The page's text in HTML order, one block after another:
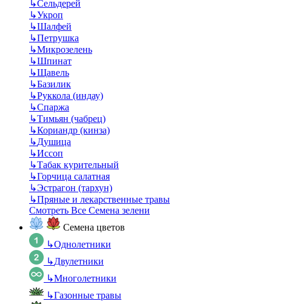
↳Сельдерей
↳Укроп
↳Шалфей
↳Петрушка
↳Микрозелень
↳Шпинат
↳Щавель
↳Базилик
↳Руккола (индау)
↳Спаржа
↳Тимьян (чабрец)
↳Кориандр (кинза)
↳Душица
↳Иссоп
↳Табак курительный
↳Горчица салатная
↳Эстрагон (тархун)
↳Пряные и лекарственные травы
Смотреть Все Семена зелени
Семена цветов
↳Однолетники
↳Двулетники
↳Многолетники
↳Газонные травы